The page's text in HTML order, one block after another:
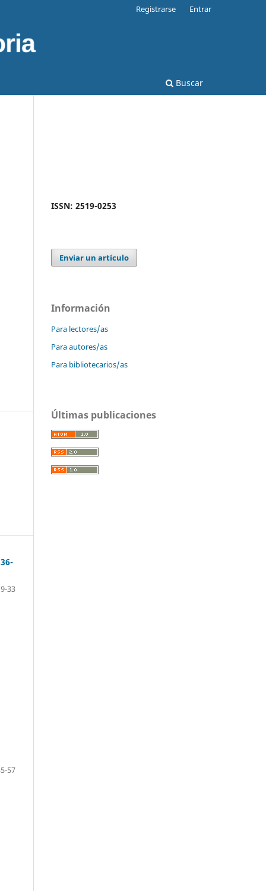
Buscar
Registrarse Entrar
9-33
57
ISSN: 2519-0253
Enviar un artículo
Información
Para lectores/as
Para autores/as
Para bibliotecarios/as
Últimas publicaciones